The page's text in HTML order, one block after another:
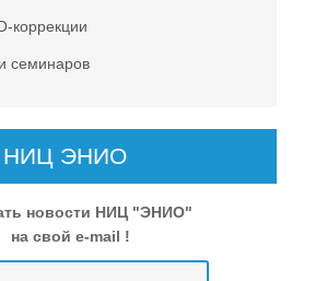
коррекции
семинаров
ЭНИО
новости НИЦ "ЭНИО"
на свой e-mail !